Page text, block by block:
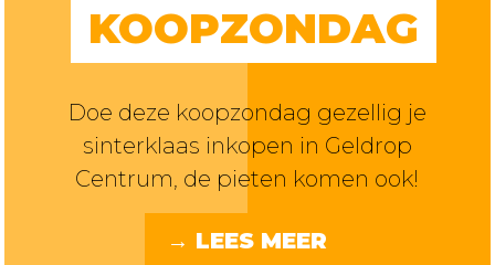
KOOPZONDAG
Doe deze koopzondag gezellig je
sinterklaas inkopen in Geldrop
Centrum, de pieten komen ook!
→ LEES MEER